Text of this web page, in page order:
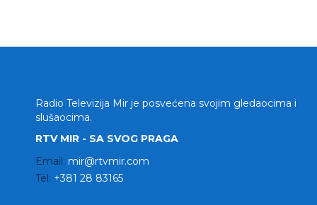
Radio Televizija Mir je posvećena svojim gledaocima i
slušaocima.
RTV MIR - SA SVOG PRAGA
Email: mir@rtvmir.com
Tel: +381 28 83165